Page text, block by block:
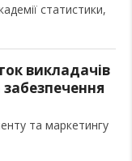
статистики,
викладачів
та маркетингу